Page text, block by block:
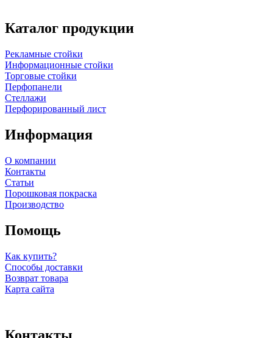
Каталог продукции
Рекламные стойки
Информационные стойки
Торговые стойки
Перфопанели
Стеллажи
Перфорированный лист
Информация
О компании
Контакты
Статьи
Порошковая покраска
Производство
Помощь
Как купить?
Способы доставки
Возврат товара
Карта сайта